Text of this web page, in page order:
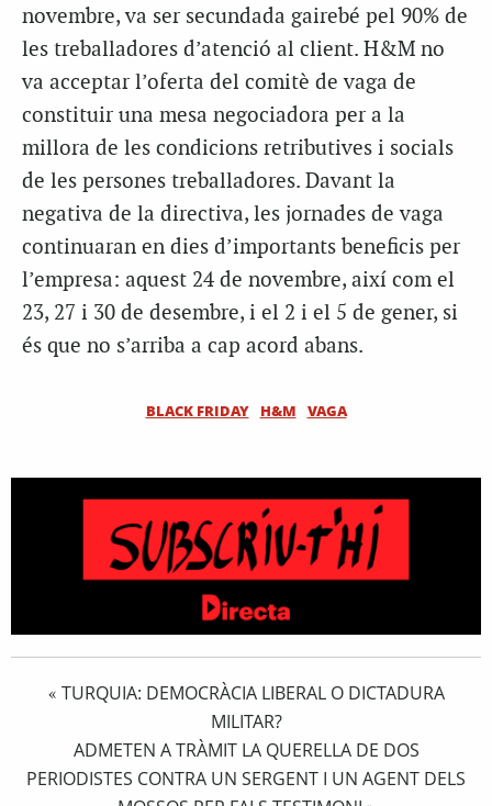
novembre, va ser secundada gairebé pel 90% de
les treballadores d’atenció al client. H&M no
va acceptar l’oferta del comitè de vaga de
constituir una mesa negociadora per a la
millora de les condicions retributives i socials
de les persones treballadores. Davant la
negativa de la directiva, les jornades de vaga
continuaran en dies d’importants beneficis per
l’empresa: aquest 24 de novembre, així com el
23, 27 i 30 de desembre, i el 2 i el 5 de gener, si
és que no s’arriba a cap acord abans.
BLACK FRIDAY H&M VAGA
« TURQUIA: DEMOCRÀCIA LIBERAL O DICTADURA
MILITAR?
ADMETEN A TRÀMIT LA QUERELLA DE DOS
PERIODISTES CONTRA UN SERGENT I UN AGENT DELS